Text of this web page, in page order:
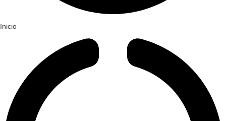
Inicio